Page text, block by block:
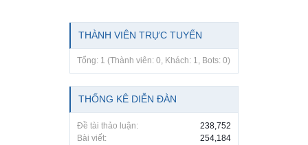
THÀNH VIÊN TRỰC TUYẾN
Tổng: 1 (Thành viên: 0, Khách: 1, Bots: 0)
THỐNG KÊ DIỄN ĐÀN
Đề tài thảo luận:
238,752
Bài viết:
254,184